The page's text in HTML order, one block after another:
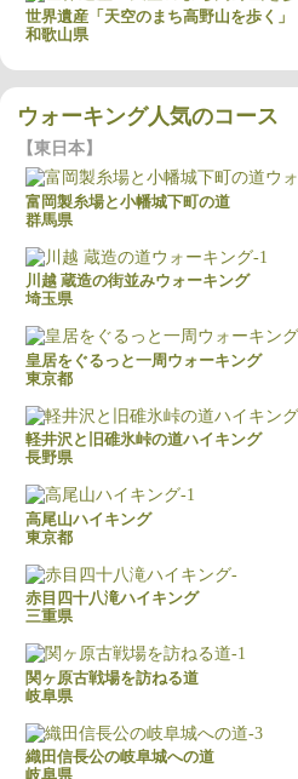
世界遺産「天空のまち高野山を歩く」
和歌山県
ウォーキング人気のコース
東日本
富岡製糸場と小幡城下町の道
群馬県
川越 蔵造の街並みウォーキング
埼玉県
皇居をぐるっと一周ウォーキング
東京都
軽井沢と旧碓氷峠の道ハイキング
長野県
高尾山ハイキング
東京都
赤目四十八滝ハイキング
三重県
関ヶ原古戦場を訪ねる道
岐阜県
織田信長公の岐阜城への道
岐阜県